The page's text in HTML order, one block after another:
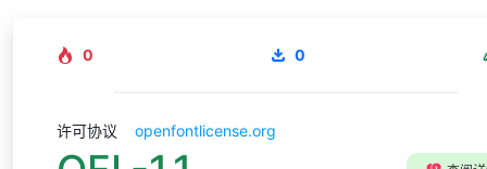
0 0
许可协议 openfontlicense.org